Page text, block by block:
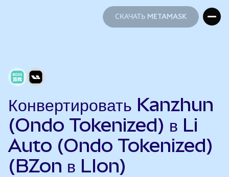
СКАЧАТЬ METAMASK
Конвертировать Kanzhun
(Ondo Tokenized) в Li
Auto (Ondo Tokenized)
(BZon в LIon)